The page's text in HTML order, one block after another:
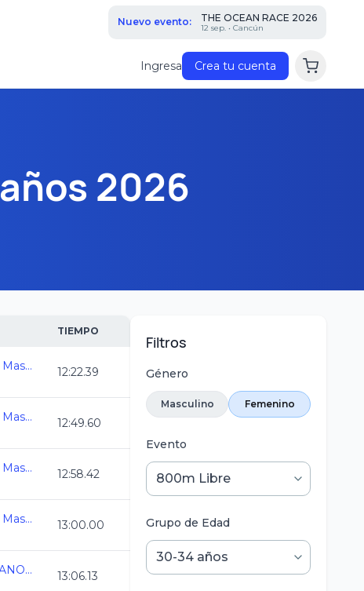
Nuevo evento: THE OCEAN RACE 2026
12 sep. • Cancún
Ingresa Crea tu cuenta
2026
TIEMPO
33 Torneo de Invitacion Master - copied 12:22.39
33 Torneo de Invitacion Master - copied 12:49.60
33 Torneo de Invitacion Master - copied 12:58.42
33 Torneo de Invitacion Master - copied 13:00.00
CAMPEONATO MEXICANO ABIERTO 13:06.13
Filtros
Género
Masculino Femenino
Evento
Grupo de Edad